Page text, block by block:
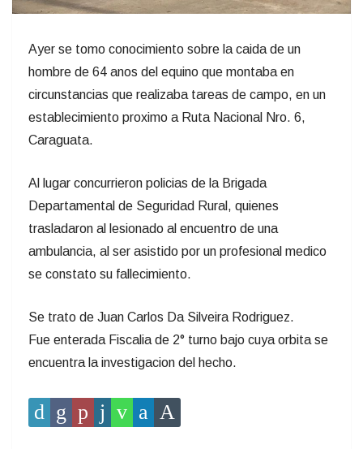
Ayer se tomo conocimiento sobre la caida de un
hombre de 64 anos del equino que montaba en
circunstancias que realizaba tareas de campo, en un
establecimiento proximo a Ruta Nacional Nro. 6,
Caraguata.
Al lugar concurrieron policias de la Brigada
Departamental de Seguridad Rural, quienes
trasladaron al lesionado al encuentro de una
ambulancia, al ser asistido por un profesional medico
se constato su fallecimiento.
Se trato de Juan Carlos Da Silveira Rodriguez.
Fue enterada Fiscalia de 2° turno bajo cuya orbita se
encuentra la investigacion del hecho.